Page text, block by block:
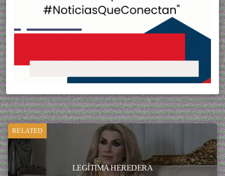
RELATED
LEGÍTIMA HEREDERA